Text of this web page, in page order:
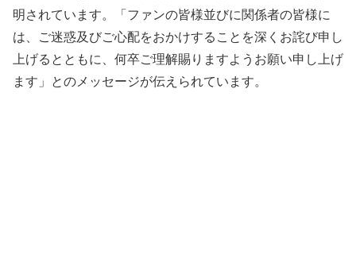
明されています。「ファンの皆様並びに関係者の皆様に
は、ご迷惑及びご心配をおかけすることを深くお詫び申し
上げるとともに、何卒ご理解賜りますようお願い申し上げ
ます」とのメッセージが伝えられています。